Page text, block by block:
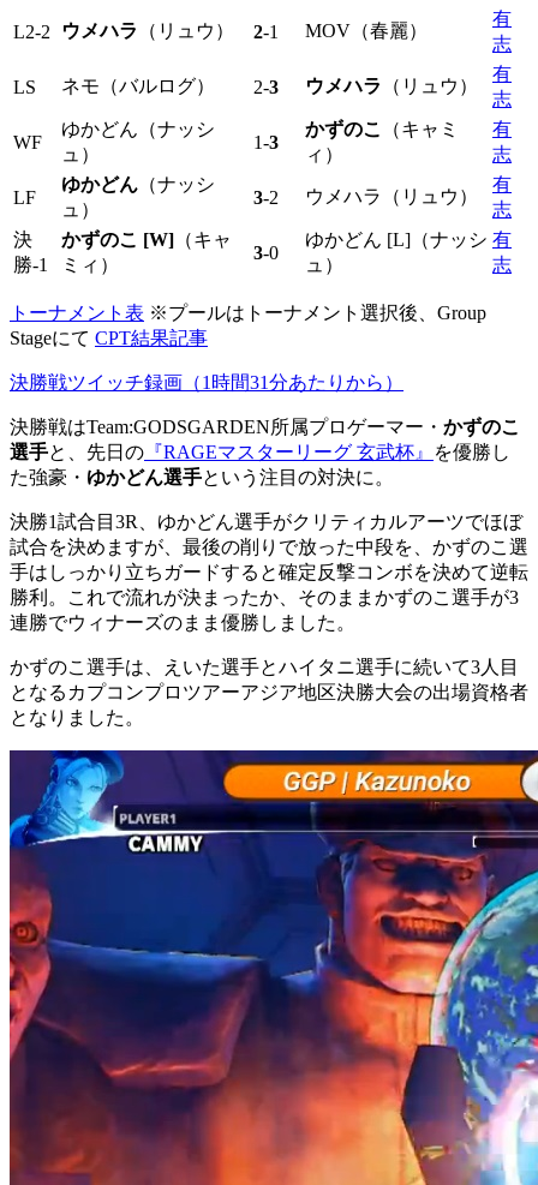
L2-2 ウメハラ （リュウ） 2-1 MOV（春麗）
有
志
LS ネモ（バルログ） 2-3 ウメハラ （リュウ）
有
志
WF
ゆかどん（ナッシ
ュ）
1-3
かずのこ
（キャミ
ィ）
有
志
LF
ゆかどん （ナッシ
ュ）
3-2 ウメハラ（リュウ）
有
志
決
勝-1
かずのこ [W] （キャ
ミィ）
3-0
ゆかどん [L]（ナッシ
ュ）
有
志
トーナメント表 ※プールはトーナメント選択後、Group
Stageにて CPT結果記事
決勝戦ツイッチ録画（1時間31分あたりから）
決勝戦はTeam:GODSGARDEN所属プロゲーマー・ かずのこ
選手と、先日の 『RAGEマスターリーグ 玄武杯』
を優勝し
た強豪・ ゆかどん選手という注目の対決に。
決勝1試合目3R、ゆかどん選手がクリティカルアーツでほぼ
試合を決めますが、最後の削りで放った中段を、かずのこ選
手はしっかり立ちガードすると確定反撃コンボを決めて逆転
勝利。これで流れが決まったか、そのままかずのこ選手が3
連勝でウィナーズのまま優勝しました。
かずのこ選手は、えいた選手とハイタニ選手に続いて3人目
となるカプコンプロツアーアジア地区決勝大会の出場資格者
となりました。